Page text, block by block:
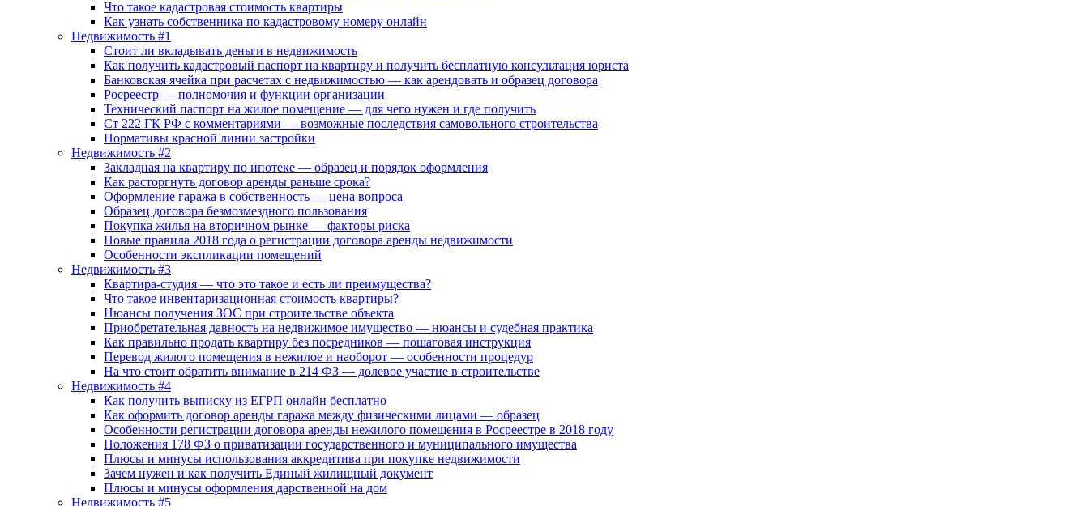
Что такое кадастровая стоимость квартиры
Как узнать собственника по кадастровому номеру онлайн
Недвижимость #1
Стоит ли вкладывать деньги в недвижимость
Как получить кадастровый паспорт на квартиру и получить бесплатную консультация юриста
Банковская ячейка при расчетах с недвижимостью — как арендовать и образец договора
Росреестр — полномочия и функции организации
Технический паспорт на жилое помещение — для чего нужен и где получить
Ст 222 ГК РФ с комментариями — возможные последствия самовольного строительства
Нормативы красной линии застройки
Недвижимость #2
Закладная на квартиру по ипотеке — образец и порядок оформления
Как расторгнуть договор аренды раньше срока?
Оформление гаража в собственность — цена вопроса
Образец договора безмозмездного пользования
Покупка жилья на вторичном рынке — факторы риска
Новые правила 2018 года о регистрации договора аренды недвижимости
Особенности экспликации помещений
Недвижимость #3
Квартира-студия — что это такое и есть ли преимущества?
Что такое инвентаризационная стоимость квартиры?
Нюансы получения ЗОС при строительстве объекта
Приобретательная давность на недвижимое имущество — нюансы и судебная практика
Как правильно продать квартиру без посредников — пошаговая инструкция
Перевод жилого помещения в нежилое и наоборот — особенности процедур
На что стоит обратить внимание в 214 ФЗ — долевое участие в строительстве
Недвижимость #4
Как получить выписку из ЕГРП онлайн бесплатно
Как оформить договор аренды гаража между физическими лицами — образец
Особенности регистрации договора аренды нежилого помещения в Росреестре в 2018 году
Положения 178 ФЗ о приватизации государственного и муниципального имущества
Плюсы и минусы использования аккредитива при покупке недвижимости
Зачем нужен и как получить Единый жилищный документ
Плюсы и минусы оформления дарственной на дом
Недвижимость #5